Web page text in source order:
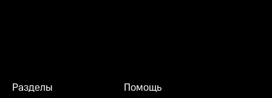
Разделы Помощь